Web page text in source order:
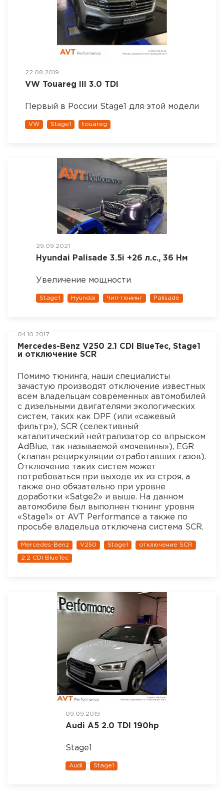
22.08.2019
VW Touareg III 3.0 TDI
Первый в России Stage1 для этой модели
VW Stage1 touareg
29.09.2021
Hyundai Palisade 3.5i +26 л.с., 36 Нм
Увеличение мощности
Stage1 Hyundai Чип-тюнинг Palisade
04.10.2017
Mercedes-Benz V250 2.1 CDI BlueTec, Stage1
и отключение SCR
Помимо тюнинга, наши специалисты
зачастую производят отключение известных
всем владельцам современных автомобилей
с дизельными двигателями экологических
систем, таких как DPF (или «сажевый
фильтр»), SCR (селективный
каталитический нейтрализатор со впрыском
AdBlue, так называемой «мочевины»), EGR
(клапан рециркуляции отработавших газов).
Отключение таких систем может
потребоваться при выходе их из строя, а
также оно обязательно при уровне
доработки «Satge2» и выше. На данном
автомобиле был выполнен тюнинг уровня
«Stage1» от AVT Performance a также по
просьбе владельца отключена система SCR.
Mercedes-Benz V250 Stage1 отключение SCR
2.2 CDI BlueTec
09.09.2019
Audi A5 2.0 TDI 190hp
Stage1
Audi Stage1